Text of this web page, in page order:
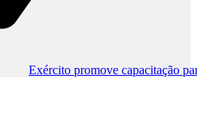
Exército promove capacitação para